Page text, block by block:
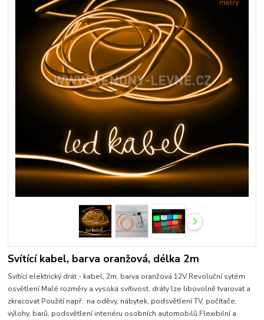
Svítící kabel, barva oranžová, délka 2m
Svítící elektrický drát - kabel, 2m, barva oranžová 12V Revoluční sytém
osvětlení Malé rozměry a vysoká svítivost, dráty lze libovolně tvarovat a
zkracovat Použití např.: na oděvy, nábytek, podsvětlení TV, počítače,
výlohy, barů, podsvětlení interiéru osobních automobilů Flexibilní a